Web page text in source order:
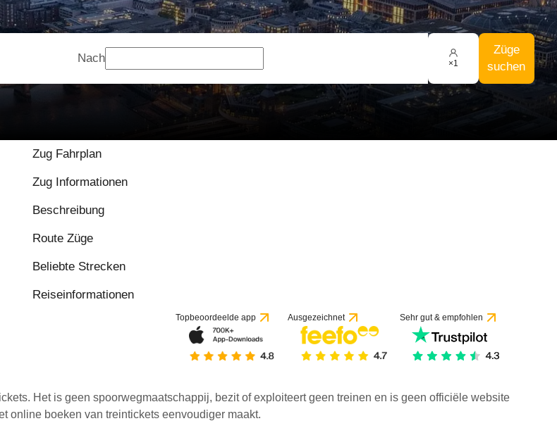
Nach ×1
Züge
suchen
Zug Fahrplan
Zug Informationen
Beschreibung
Route Züge
Beliebte Strecken
Reiseinformationen
Topbeoordeelde app Ausgezeichnet Sehr gut & empfohlen
Het is geen spoorwegmaatschappij, bezit of exploiteert geen treinen en is geen officiële website
online boeken van treintickets eenvoudiger maakt.